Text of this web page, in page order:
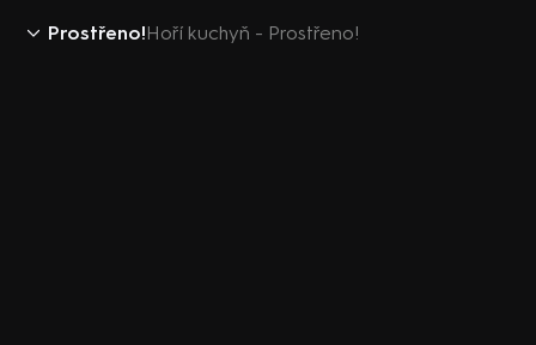
Prostřeno!Hoří kuchyň - Prostřeno!